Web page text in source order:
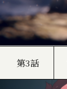
第3話